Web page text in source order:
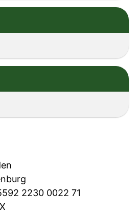
2230 0022 71